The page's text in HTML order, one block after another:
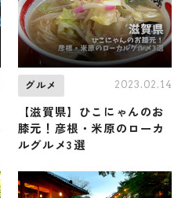
グルメ 2023.02.14
【滋賀県】ひこにゃんのお
膝元！彦根・米原のローカ
ルグルメ3選